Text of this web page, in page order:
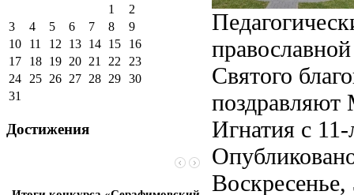
1
2
3
4 5 6 7 8
9
10
11 12 13 14 15
16
17
18 19 20 21 22 23
24 25 26 27 28 29 30
31
Достижения
Святого
поздравляют
Игнатия с